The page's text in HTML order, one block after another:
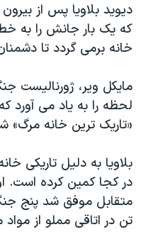
صفحه‌های ویژه
سفر پرزیدنت ترامپ به چین
دیوید بلاویا پس از
که یک بار جانش را به
خانه برمی گردد تا
مایکل ویر، ژورنالیست
لحظه را به یاد می آورد
«تاریک ترین خانه مرگ»
بلاویا به دلیل تاریکی
در کجا کمین کرده است.
متقابل موفق شد پنج
تن در اتاقی مملو از